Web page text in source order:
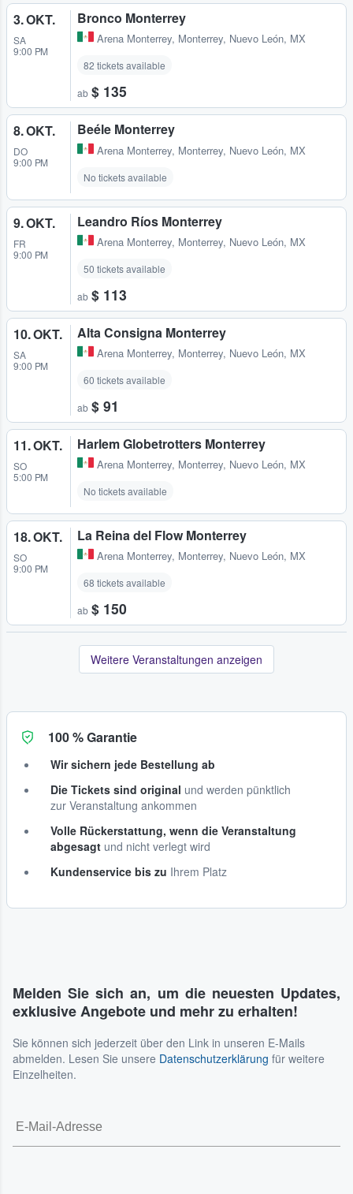
3. OKT.
SA
9:00 PM
Bronco Monterrey
Arena Monterrey, Monterrey, Nuevo León, MX
82 tickets available
ab $ 135
8. OKT.
DO
9:00 PM
Beéle Monterrey
Arena Monterrey, Monterrey, Nuevo León, MX
No tickets available
9. OKT.
FR
9:00 PM
Leandro Ríos Monterrey
Arena Monterrey, Monterrey, Nuevo León, MX
50 tickets available
ab $ 113
10. OKT.
SA
9:00 PM
Alta Consigna Monterrey
Arena Monterrey, Monterrey, Nuevo León, MX
60 tickets available
ab $ 91
11. OKT.
SO
5:00 PM
Harlem Globetrotters Monterrey
Arena Monterrey, Monterrey, Nuevo León, MX
No tickets available
18. OKT.
SO
9:00 PM
La Reina del Flow Monterrey
Arena Monterrey, Monterrey, Nuevo León, MX
68 tickets available
ab $ 150
Weitere Veranstaltungen anzeigen
100 % Garantie
Wir sichern jede Bestellung ab
Die Tickets sind original und werden pünktlich
zur Veranstaltung ankommen
Volle Rückerstattung, wenn die Veranstaltung
abgesagt und nicht verlegt wird
Kundenservice bis zu Ihrem Platz
Melden Sie sich an, um die neuesten Updates,
exklusive Angebote und mehr zu erhalten!
Sie können sich jederzeit über den Link in unseren E-Mails
abmelden. Lesen Sie unsere Datenschutzerklärung für weitere
Einzelheiten.